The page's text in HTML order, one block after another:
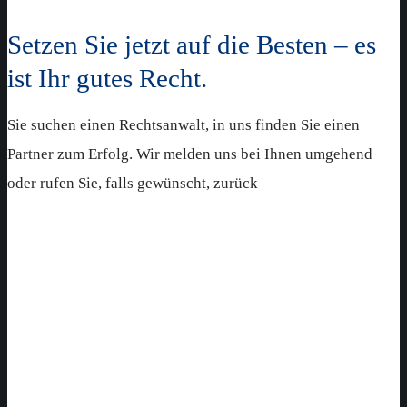
Setzen Sie jetzt auf die Besten – es
ist Ihr gutes Recht.
Sie suchen einen Rechtsanwalt, in uns finden Sie einen
Partner zum Erfolg. Wir melden uns bei Ihnen umgehend
oder rufen Sie, falls gewünscht, zurück